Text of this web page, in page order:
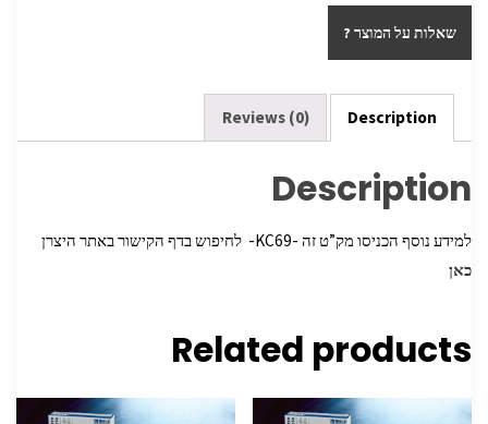
b
o
o
k
tt
er
ar
e
שאלות על המוצר ?
Description
Reviews (0)
Description
למידע נוסף הכניסו מק”ט זה -KC69- לחיפוש בדף הקישור באתר היצרן
כאן
Related products